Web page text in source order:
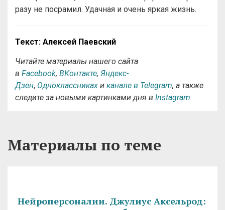
разу не посрамил. Удачная и очень яркая жизнь.
Текст: Алексей Паевский
Читайте материалы нашего сайта
в Facebook, ВКонтакте, Яндекс-
Дзен, Одноклассниках и канале в Telegram, а также
следите за новыми картинками дня в Instagram
Материалы по теме
Нейроперсоналии. Джулиус Аксельрод: